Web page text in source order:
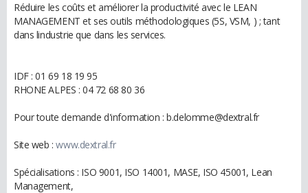
Réduire les coûts et améliorer la productivité avec le LEAN
MANAGEMENT et ses outils méthodologiques (5S, VSM, ) ; tant
dans lindustrie que dans les services.
IDF : 01 69 18 19 95
RHONE ALPES : 04 72 68 80 36
Pour toute demande d'information : b.delomme@dextral.fr
Site web :www.dextral.fr
Spécialisations : ISO 9001, ISO 14001, MASE, ISO 45001, Lean
Management,